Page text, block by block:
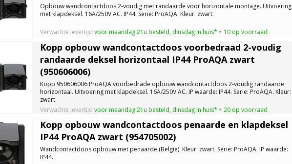
Opbouw wandcontactdoos 2-voudig met randaarde voor horizontale montage. Uitvoering
met klapdeksel. 16A/250V AC. IP44. Serie: ProAQA. Kleur: zwart.
Verwachte levertijd voor maandag 21u besteld, dinsdag in huis* 10 op voorraad
Kopp opbouw wandcontactdoos voorbedraad 2-voudig
randaarde deksel horizontaal IP44 ProAQA zwart
(950606006)
Kopp 950606006 ProAQA voorbedrade opbouw wandcontactdoos 2-voudig randaarde
horizontaal. Uitvoering met klapdeksel. 16A/250V AC. IP waarde: IP44. Serie: ProAQA. Kleur:
zwart.
Verwachte levertijd voor maandag 21u besteld, dinsdag in huis* 20 op voorraad
Kopp opbouw wandcontactdoos penaarde en klapdeksel
IP44 ProAQA zwart (954705002)
Wandcontactdoos opbouw met penaarde (Belgie). Kleur: zwart. Serie: ProAQA. IP waarde:
IP44.